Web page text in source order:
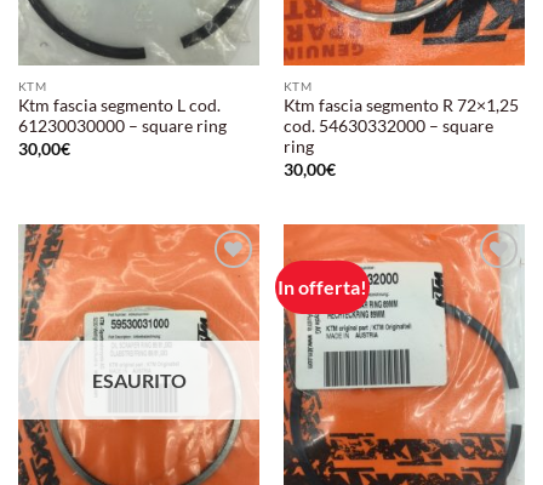
KTM
Ktm fascia segmento L cod.
61230030000 – square ring
30,00€
KTM
Ktm fascia segmento R 72×1,25
cod. 54630332000 – square
ring
30,00€
Aggiungi
alla lista
dei
desideri
ESAURITO
In offerta!
Aggiungi
alla lista
dei
desideri